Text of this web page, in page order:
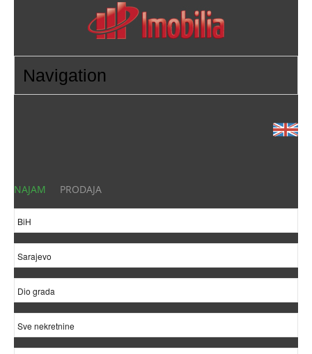
NAJAM PRODAJA